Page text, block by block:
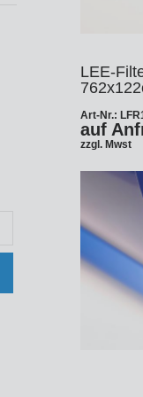
-
LEE-
Art-Nr.:
auf
zzgl. Mwst